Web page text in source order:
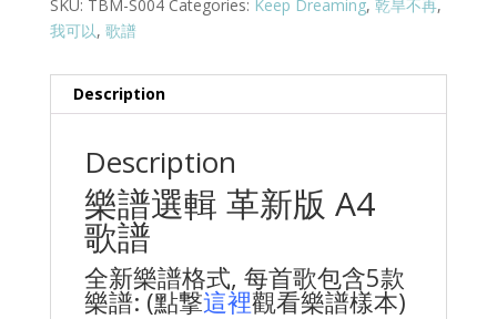
SKU: TBM-S004 Categories: Keep Dreaming, 乾旱不再,
我可以, 歌譜
Description
Description
樂譜選輯 革新版 A4
歌譜
全新樂譜格式, 每首歌包含5款
樂譜: (點撃這裡觀看樂譜樣本)